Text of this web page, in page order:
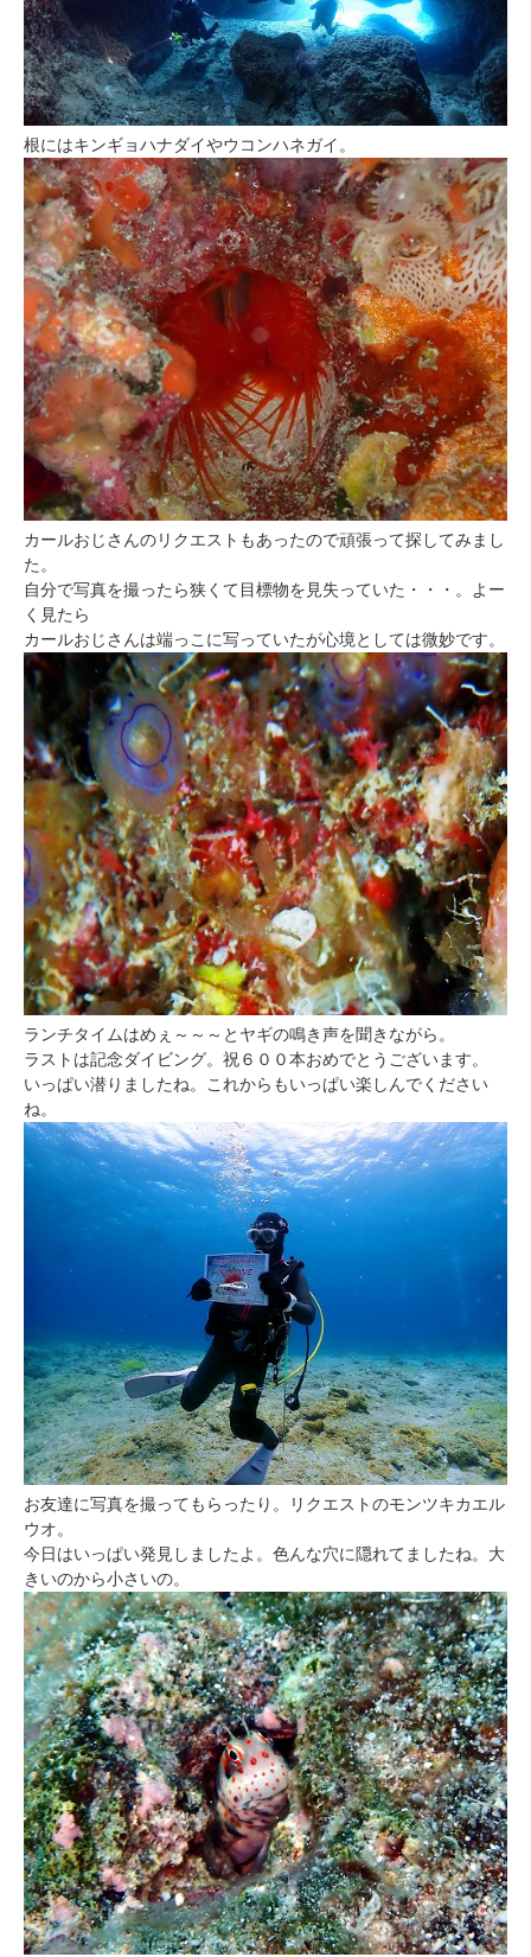
根にはキンギョハナダイやウコンハネガイ。
カールおじさんのリクエストもあったので頑張って探してみまし
た。
自分で写真を撮ったら狭くて目標物を見失っていた・・・。よー
く見たら
カールおじさんは端っこに写っていたが心境としては微妙です。
ランチタイムはめぇ～～～とヤギの鳴き声を聞きながら。
ラストは記念ダイビング。祝６００本おめでとうございます。
いっぱい潜りましたね。これからもいっぱい楽しんでください
ね。
お友達に写真を撮ってもらったり。リクエストのモンツキカエル
ウオ。
今日はいっぱい発見しましたよ。色んな穴に隠れてましたね。大
きいのから小さいの。